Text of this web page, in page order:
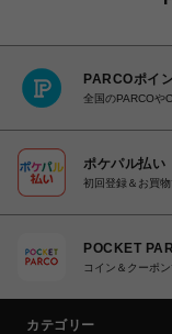
PARCOポイ
全国のPARCOや
ポケパル払い
初回登録＆お買
POCKET
コイン＆クーポ
カテゴリー